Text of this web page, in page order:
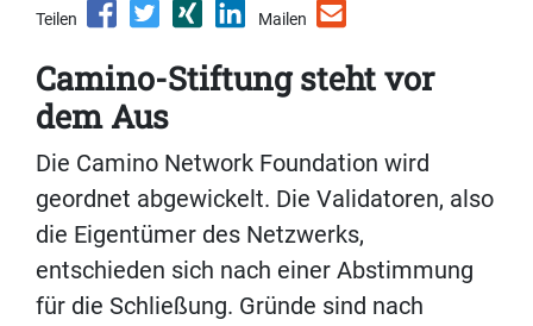
Teilen Mailen
Camino-Stiftung steht vor
dem Aus
Die Camino Network Foundation wird
geordnet abgewickelt. Die Validatoren, also
die Eigentümer des Netzwerks,
entschieden sich nach einer Abstimmung
für die Schließung. Gründe sind nach